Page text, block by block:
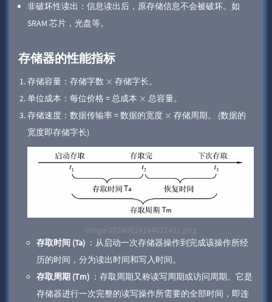
非破坏性读出：信息读出后，原存储信息不会被破坏。如
SRAM 芯片，光盘等。
存储器的性能指标
存储容量：存储字数 × 存储字长。
单位成本：每位价格 = 总成本 × 总容量。
存储速度：数据传输率 = 数据的宽度 × ​ 存储周期。 (数据的
宽度即存储字长)
image-20240814144021451.png
存取时间 (Ta) ：从启动一次存储器操作到完成该操作所经
历的时间，分为读出时间和写入时间。
存取周期 (Tm) ：存取周期又称读写周期或访问周期。它是
存储器进行一次完整的读写操作所需要的全部时间，即连